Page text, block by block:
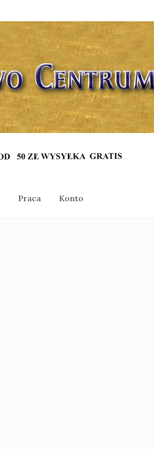
Praca Konto